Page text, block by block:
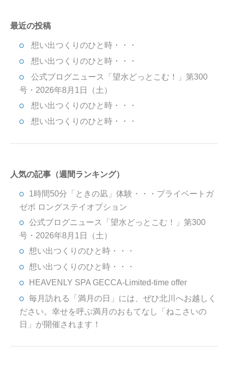
最近の投稿
想い出つくりのひと時・・・
想い出つくりのひと時・・・
公式ブログニュース「望水どっとこむ！」第300
号・2026年8月1日（土）
想い出つくりのひと時・・・
想い出つくりのひと時・・・
人気の記事（週間ランキング）
1時間50分「ときの凪」体験・・・プライベートガ
ゼボ ロングステイオプション
公式ブログニュース「望水どっとこむ！」第300
号・2026年8月1日（土）
想い出つくりのひと時・・・
想い出つくりのひと時・・・
HEAVENLY SPA GECCA-Limited-time offer
毎月訪れる「満月の日」には、ぜひ北川へお越しく
ださい。幸せを呼ぶ満月のおもてなし「ねこさいの
日」が開催されます！